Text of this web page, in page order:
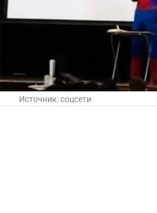
Источник:соцсети